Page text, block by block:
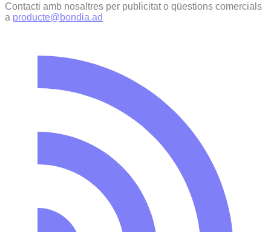
Contacti amb nosaltres per publicitat o qüestions comercials
a producte@bondia.ad